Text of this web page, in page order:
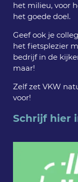
het milieu, voor
het goede doel.
Geef ook je
het fietsplezier
bedrijf in de
maar!
Zelf zet VKW
voor!
Schrijf hier